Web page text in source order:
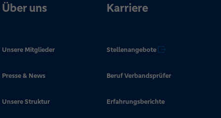
Über uns
Unsere Mitglieder
Presse & News
Unsere Struktur
Karriere
Stellenangebote
Beruf Verbandsprüfer
Erfahrungsberichte